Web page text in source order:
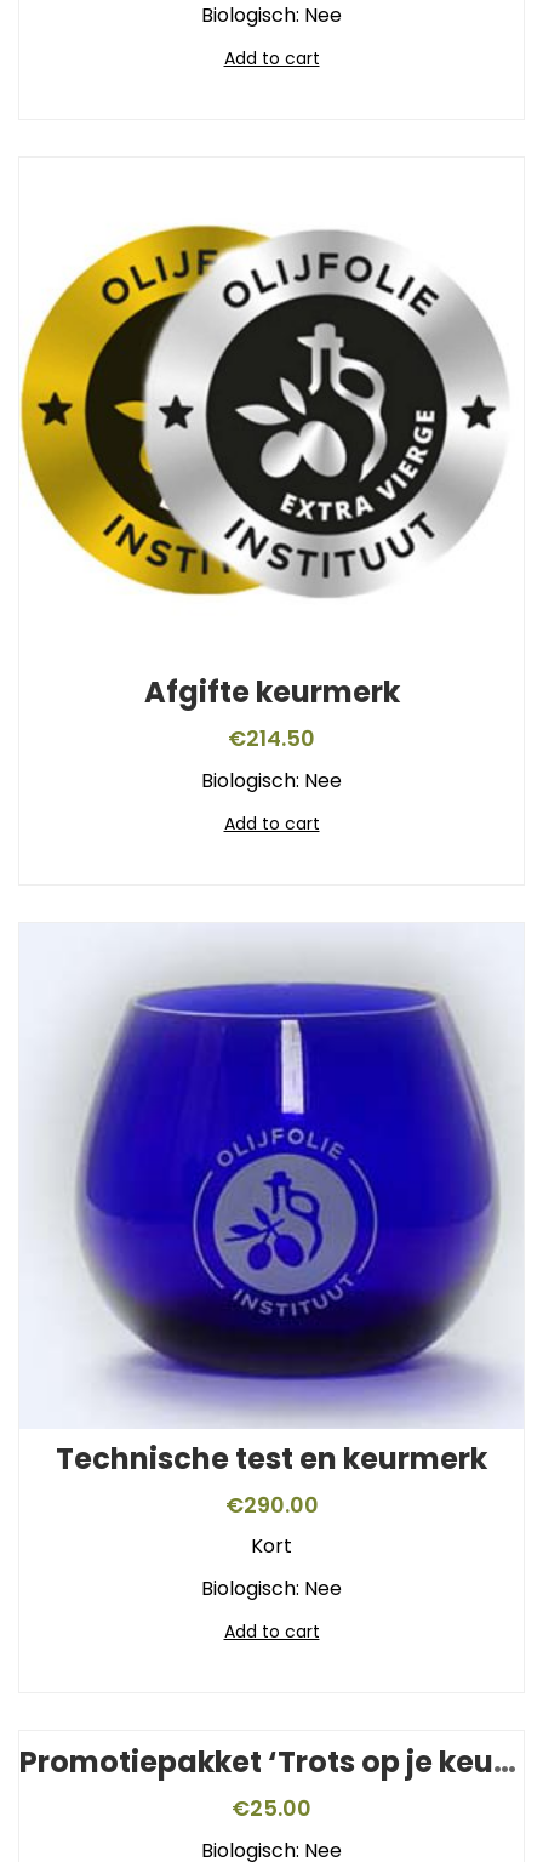
Biologisch: Nee
Add to cart
Afgifte keurmerk
€214.50
Biologisch: Nee
Add to cart
Technische test en keurmerk
€290.00
Kort
Biologisch: Nee
Add to cart
Promotiepakket ‘Trots op je keurmerk’
€25.00
Biologisch: Nee